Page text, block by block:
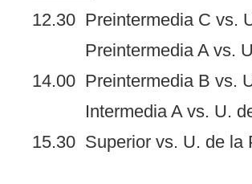
12.30 Preintermedia C vs.
Preintermedia A vs. U.
14.00 Preintermedia B vs.
Intermedia A vs. U. de
15.30 Superior vs. U. de la